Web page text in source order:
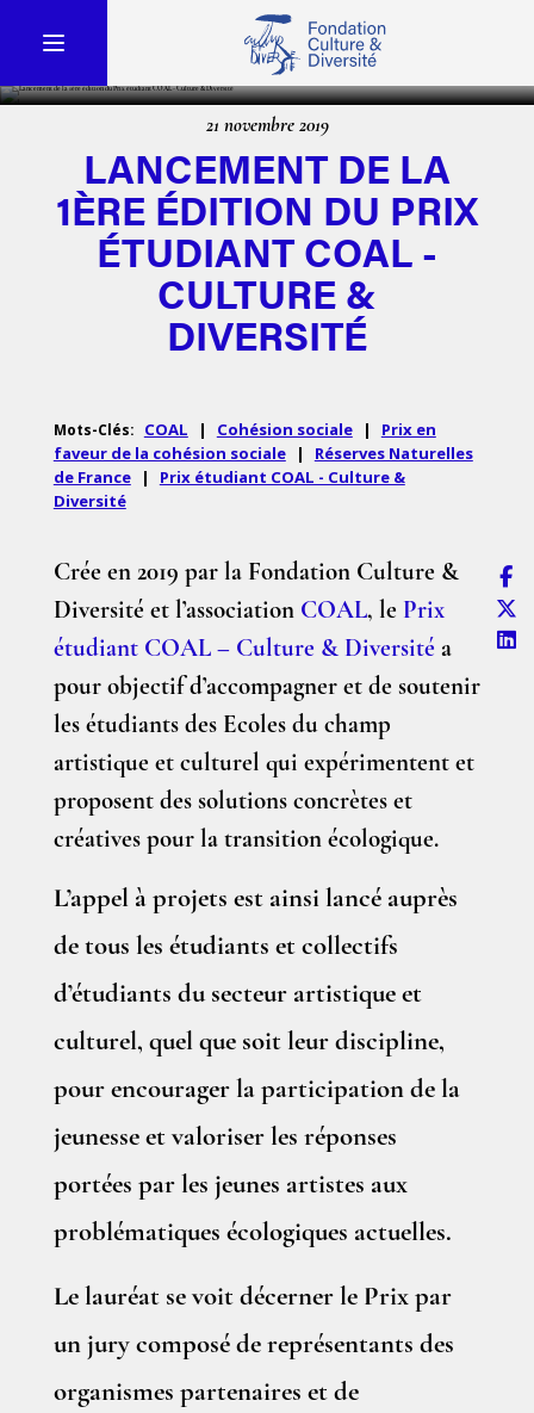
21 novembre 2019
LANCEMENT DE LA
1ÈRE ÉDITION DU PRIX
ÉTUDIANT COAL -
CULTURE &
DIVERSITÉ
Mots-Clés: COAL | Cohésion sociale |
Prix en
faveur de la cohésion sociale
|
Réserves Naturelles
de France
|
Prix étudiant COAL - Culture &
Diversité
Crée en 2019 par la Fondation Culture &
Diversité et l’association COAL, le Prix
étudiant COAL – Culture & Diversité a
pour objectif d’accompagner et de soutenir
les étudiants des Ecoles du champ
artistique et culturel qui expérimentent et
proposent des solutions concrètes et
créatives pour la transition écologique.
L’appel à projets est ainsi lancé auprès
de tous les étudiants et collectifs
d’étudiants du secteur artistique et
culturel, quel que soit leur discipline,
pour encourager la participation de la
jeunesse et valoriser les réponses
portées par les jeunes artistes aux
problématiques écologiques actuelles.
Le lauréat se voit décerner le Prix par
un jury composé de représentants des
organismes partenaires et de